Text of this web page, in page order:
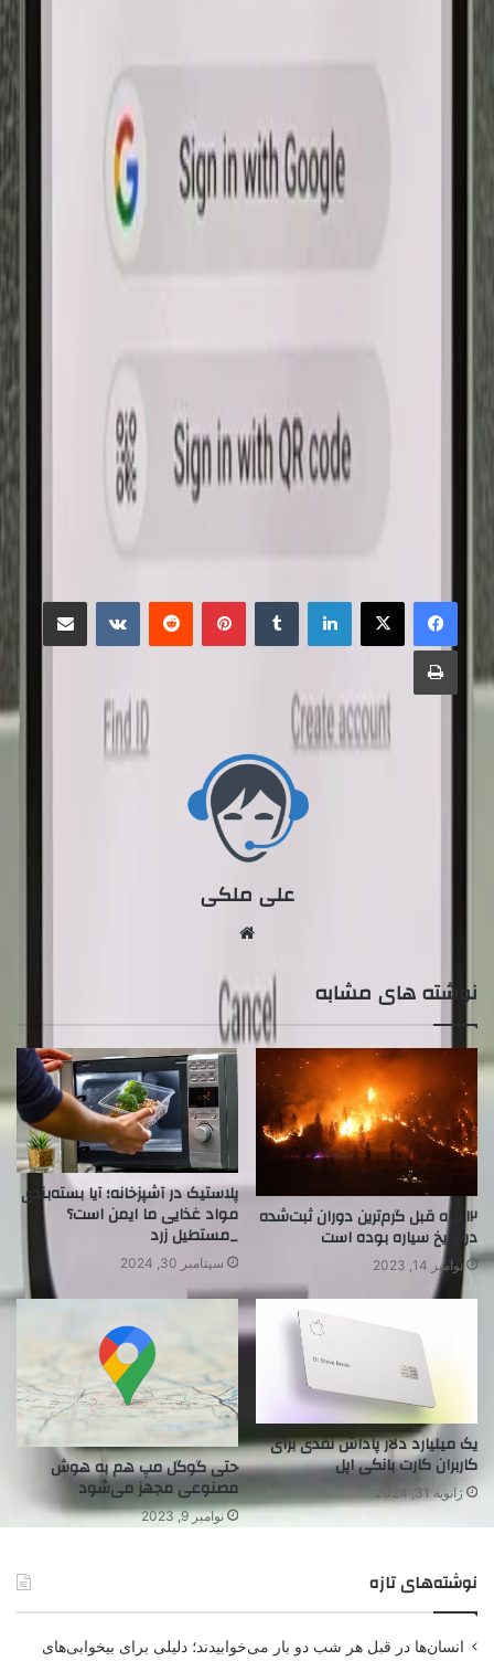
سپس از این که روش باز کردن برنامه‌ را انتخاب و رمز خود را
تنظیم و تایید کردید، می‌توانید از طریق حسگر اثرانگشت نیز
برای باز کردن Secure Folder عمل کنید که یقیناً ابتدا باید تیک
آن را در محل اشکار‌شده زده باشید.
برنامه‌های شما ظاهر می‌بشود. یقیناً دقت کنید هنگامی که
علی ملکی
نوشته های مشابه
۱۲ ماه قبل گرم‌ترین دوران ثبت‌شده
در تاریخ سیاره بوده است
نوامبر 14, 2023
پلاستیک در آشپزخانه؛ آیا بسته‌بندی
مواد غذایی ما ایمن است؟
_مستطیل زرد
سپتامبر 30, 2024
یک میلیارد دلار پاداش نقدی برای
کاربران کارت بانکی اپل
ژانویه 31, 2024
حتی گوگل مپ هم به هوش
مصنوعی مجهز می‌شود
نوامبر 9, 2023
نوشته‌های تازه
انسان‌ها در قبل هر شب دو بار می‌خوابیدند؛ دلیلی برای بیخوابی‌های